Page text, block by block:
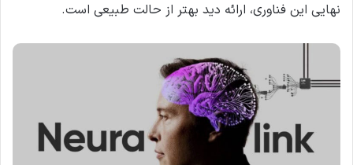
نهایی این فناوری، ارائه دید بهتر از حالت طبیعی است.